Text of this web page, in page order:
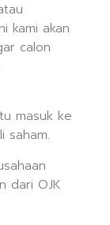
kami akan
calon
masuk ke
saham.
dari OJK